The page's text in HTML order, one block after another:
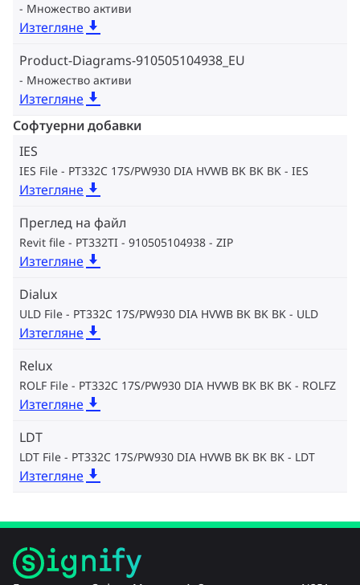
Множество активи
Изтегляне
Product-Diagrams-910505104938_EU
Множество активи
Изтегляне
Софтуерни добавки
IES
IES File - PT332C 17S/PW930 DIA HVWB BK BK BK IES
Изтегляне
Преглед на файл
Revit file - PT332TI - 910505104938 ZIP
Изтегляне
Dialux
ULD File - PT332C 17S/PW930 DIA HVWB BK BK BK ULD
Изтегляне
Relux
ROLF File - PT332C 17S/PW930 DIA HVWB BK BK BK ROLFZ
Изтегляне
LDT
LDT File - PT332C 17S/PW930 DIA HVWB BK BK BK LDT
Изтегляне